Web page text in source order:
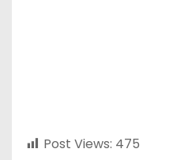
Post Views: 475